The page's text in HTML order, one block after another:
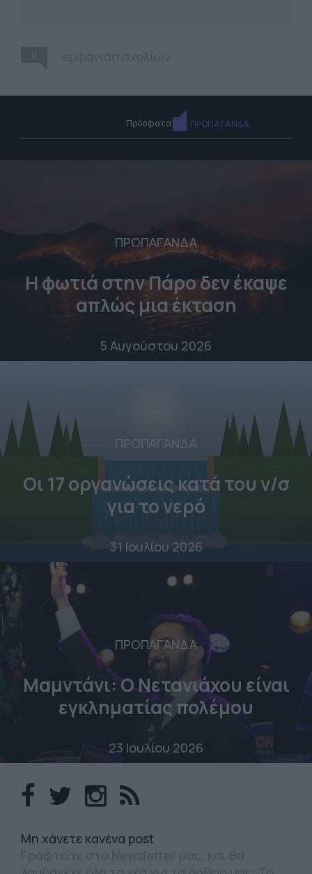
Πρόσφατα ΠΡΟΠΑΓΑΝΔΑ
ΠΡΟΠΑΓΑΝΔΑ
Η φωτιά στην Πάρο δεν έκαψε
απλώς μια έκταση
5 Αυγούστου 2026
ΠΡΟΠΑΓΑΝΔΑ
Οι 17 οργανώσεις κατά του ν/σ
για το νερό
31 Ιουλίου 2026
ΠΡΟΠΑΓΑΝΔΑ
Μαμντάνι: Ο Νετανιάχου είναι
εγκληματίας πολέμου
23 Ιουλίου 2026
Mη χάνετε κανένα post